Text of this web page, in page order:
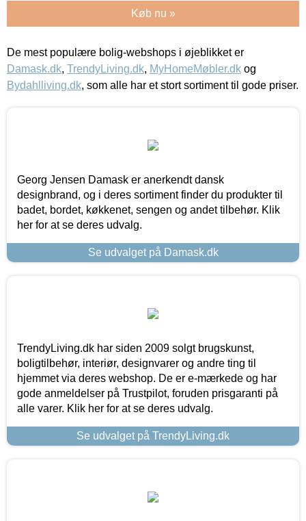
Køb nu »
De mest populære bolig-webshops i øjeblikket er
Damask.dk, TrendyLiving.dk, MyHomeMøbler.dk og
Bydahlliving.dk, som alle har et stort sortiment til gode priser.
Georg Jensen Damask er anerkendt dansk
designbrand, og i deres sortiment finder du produkter til
badet, bordet, køkkenet, sengen og andet tilbehør. Klik
her for at se deres udvalg.
Se udvalget på Damask.dk
TrendyLiving.dk har siden 2009 solgt brugskunst,
boligtilbehør, interiør, designvarer og andre ting til
hjemmet via deres webshop. De er e-mærkede og har
gode anmeldelser på Trustpilot, foruden prisgaranti på
alle varer. Klik her for at se deres udvalg.
Se udvalget på TrendyLiving.dk